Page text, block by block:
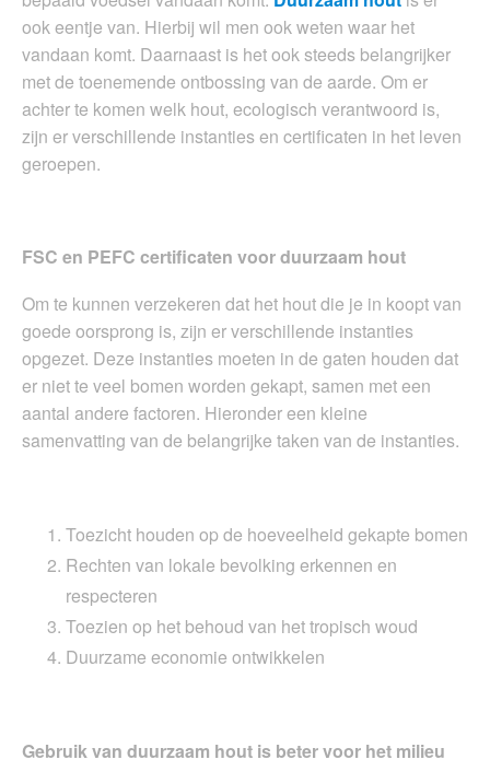
ook eentje van. Hierbij wil men ook weten waar het
vandaan komt. Daarnaast is het ook steeds belangrijker
met de toenemende ontbossing van de aarde. Om er
achter te komen welk hout, ecologisch verantwoord is,
zijn er verschillende instanties en certificaten in het leven
geroepen.
FSC en PEFC certificaten voor duurzaam hout
Om te kunnen verzekeren dat het hout die je in koopt van
goede oorsprong is, zijn er verschillende instanties
opgezet. Deze instanties moeten in de gaten houden dat
er niet te veel bomen worden gekapt, samen met een
aantal andere factoren. Hieronder een kleine
samenvatting van de belangrijke taken van de instanties.
Toezicht houden op de hoeveelheid gekapte bomen
Rechten van lokale bevolking erkennen en
respecteren
Toezien op het behoud van het tropisch woud
Duurzame economie ontwikkelen
Gebruik van duurzaam hout is beter voor het milieu